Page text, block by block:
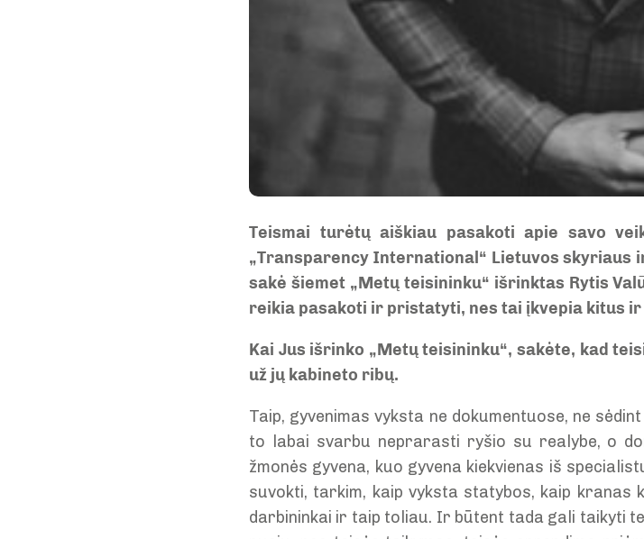
Teismai turėtų aiškiau pasakoti apie savo
„Transparency International“ Lietuvos skyriaus
sakė šiemet „Metų teisininku“ išrinktas Rytis
reikia pasakoti ir pristatyti, nes tai įkvepia kitus
Kai Jus išrinko „Metų teisininku“, sakėte, kad
už jų kabineto ribų.
Taip, gyvenimas vyksta ne dokumentuose, ne
to labai svarbu neprarasti ryšio su realybe, o
žmonės gyvena, kuo gyvena kiekvienas iš
suvokti, tarkim, kaip vyksta statybos, kaip kranas
darbininkai ir taip toliau. Ir būtent tada gali taikyti